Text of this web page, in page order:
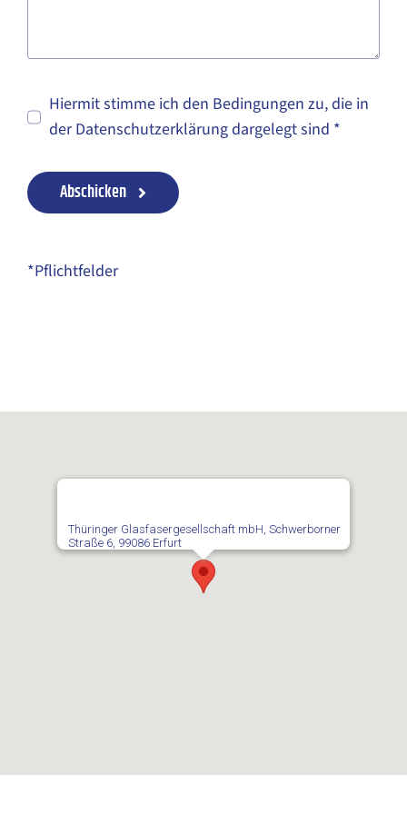
Hiermit stimme ich den Bedingungen zu, die in
der Datenschutzerklärung dargelegt sind *
Abschicken
*Pflichtfelder
Thüringer Glasfasergesellschaft mbH, Schwerborner
Straße 6, 99086 Erfurt